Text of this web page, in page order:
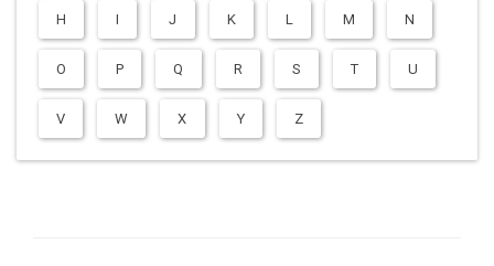
H I J K L M N
O P Q R S T U
V W X Y Z